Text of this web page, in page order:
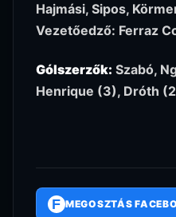
Hajmási, Sipos,
Vezetőedző: Ferraz
Gólszerzők: Szabó,
Henrique (3), Dróth
F MEGOSZTÁS